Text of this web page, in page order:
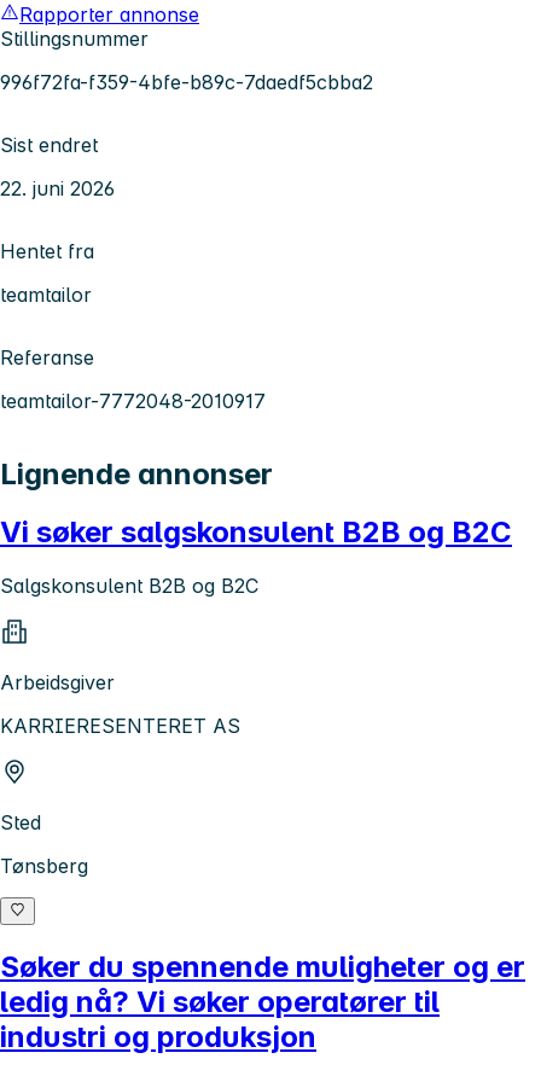
Rapporter annonse
Stillingsnummer
996f72fa-f359-4bfe-b89c-7daedf5cbba2
Sist endret
22. juni 2026
Hentet fra
teamtailor
Referanse
teamtailor-7772048-2010917
Lignende annonser
Vi søker salgskonsulent B2B og B2C
Salgskonsulent B2B og B2C
Arbeidsgiver
KARRIERESENTERET AS
Sted
Tønsberg
Søker du spennende muligheter og er
ledig nå? Vi søker operatører til
industri og produksjon